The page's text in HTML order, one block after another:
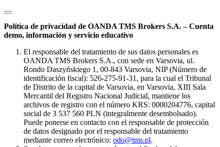
Política de privacidad de OANDA TMS Brokers S.A. – Cuenta
demo, información y servicio educativo
El responsable del tratamiento de sus datos personales es
OANDA TMS Brokers S.A., con sede en Varsovia, ul.
Rondo Daszyńskiego 1, 00-843 Varsovia, NIP (Número de
identificación fiscal): 526-275-91-31, para la cual el Tribunal
de Distrito de la capital de Varsovia, en Varsovia, XIII Sala
Mercantil del Registro Nacional Judicial, mantiene los
archivos de registro con el número KRS: 0000204776, capital
social de 3 537 560 PLN (integralmente desembolsado).
Puede ponerse en contacto con el responsable de protección
de datos designado por el responsable del tratamiento
mediante correo electrónico: odo@tms.pl.